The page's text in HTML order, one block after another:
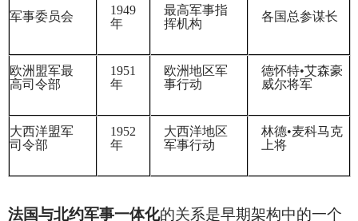
军事委员会
1949
年
最高军事指
挥机构
各国总参谋长
欧洲盟军最
高司令部
1951
年
欧洲地区军
事行动
德怀特•艾森豪
威尔将军
大西洋盟军
司令部
1952
年
大西洋地区
军事行动
林德•麦科马克
上将
法国与北约军事一体化的关系是早期架构中的一个